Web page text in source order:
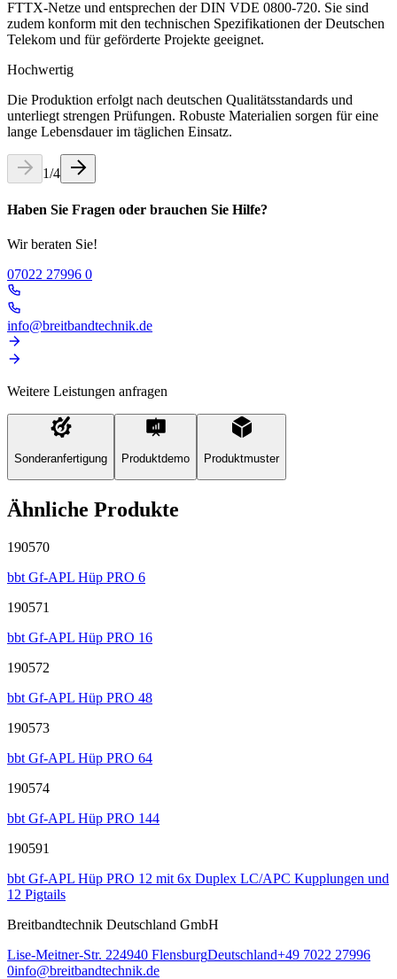
FTTX-Netze und entsprechen der DIN VDE 0800-720. Sie sind
zudem konform mit den technischen Spezifikationen der Deutschen
Telekom und für geförderte Projekte geeignet.
Hochwertig
Die Produktion erfolgt nach deutschen Qualitätsstandards und
unterliegt strengen Prüfungen. Robuste Materialien sorgen für eine
lange Lebensdauer im täglichen Einsatz.
1/4
Haben Sie Fragen oder brauchen Sie Hilfe?
Wir beraten Sie!
07022 27996 0
info@breitbandtechnik.de
Weitere Leistungen anfragen
Sonderanfertigung Produktdemo Produktmuster
Ähnliche Produkte
190570
bbt Gf-APL Hüp PRO 6
190571
bbt Gf-APL Hüp PRO 16
190572
bbt Gf-APL Hüp PRO 48
190573
bbt Gf-APL Hüp PRO 64
190574
bbt Gf-APL Hüp PRO 144
190591
bbt Gf-APL Hüp PRO 12 mit 6x Duplex LC/APC Kupplungen und
12 Pigtails
Breitbandtechnik Deutschland GmbH
Lise-Meitner-Str. 224940 FlensburgDeutschland+49 7022 27996
0info@breitbandtechnik.de